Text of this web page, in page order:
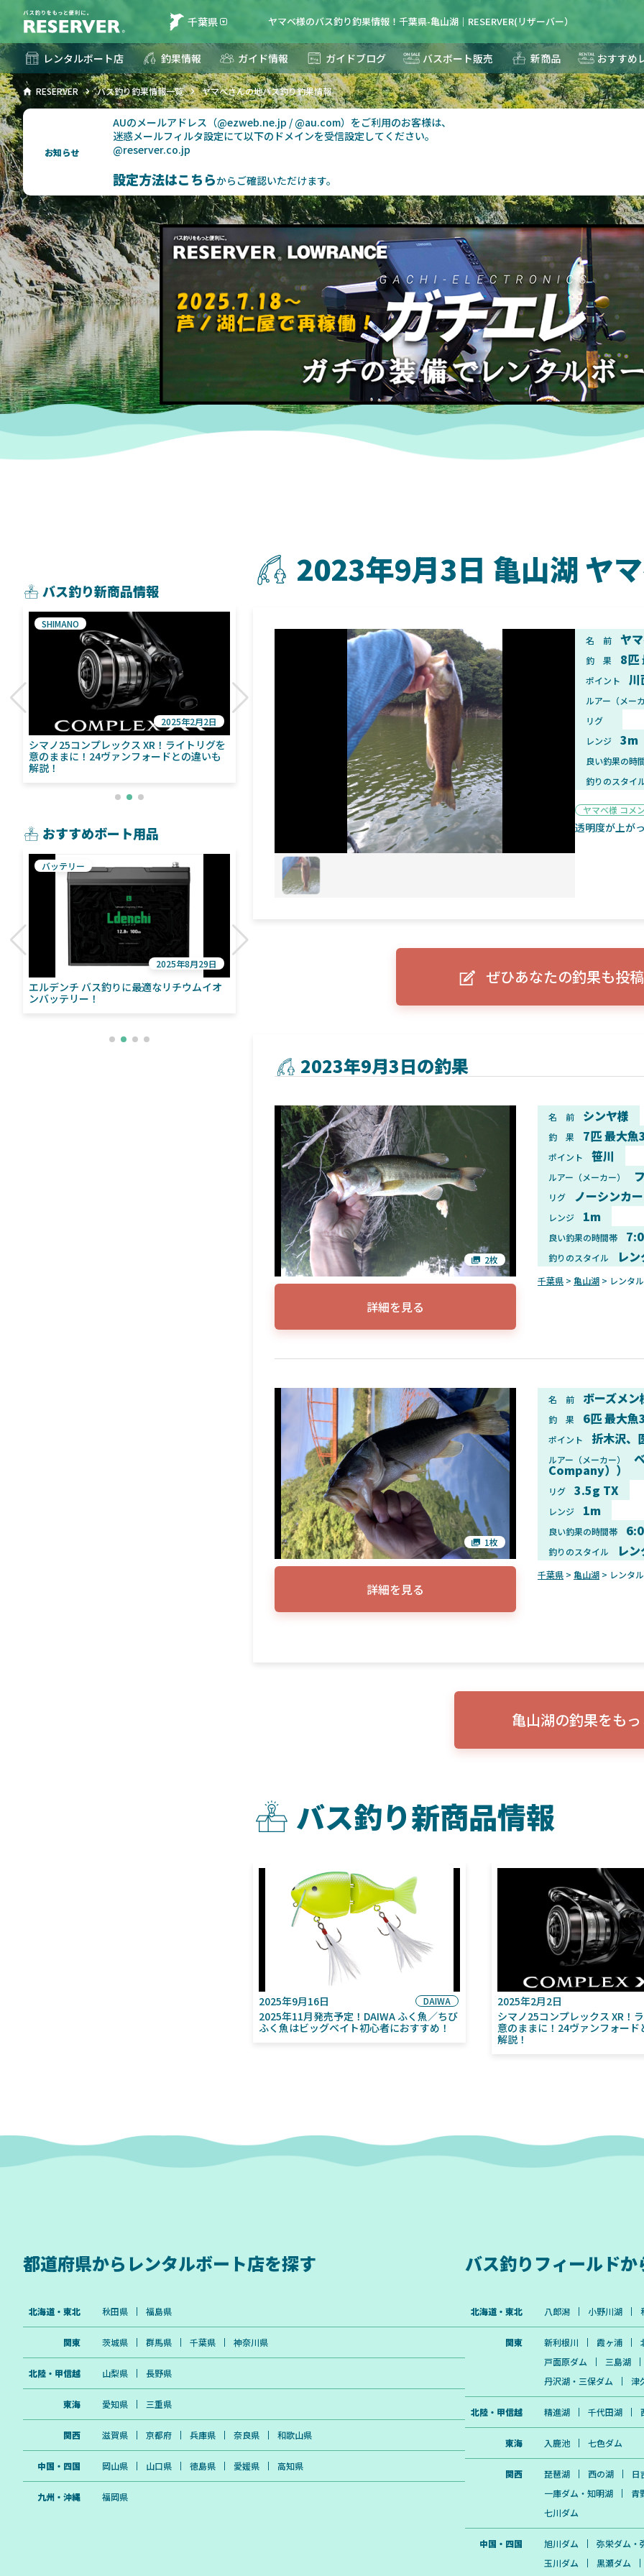
千葉県 ヤマベ様のバス釣り釣果情報！千葉県-亀山湖｜RESERVER(リザーバー）
レンタルボート店 釣果情報 ガイド情報 ガイドブログ バスボート販売 新商品 おすすめ
RESERVER バス釣り釣果情報一覧 ヤマベさんの地バス釣り釣果情報
お知らせ
AUのメールアドレス（@ezweb.ne.jp / @au.com）をご利用のお客様は、
迷惑メールフィルタ設定にて以下のドメインを受信設定してください。
@reserver.co.jp
設定方法はこちらからご確認いただけます。
2023年9月3日 亀山湖 ヤ
名 前 ヤ
釣 果 8匹
ポイント 川
ルアー（メー
リグ
レンジ
3m
良い釣果の時
釣りのスタイ
ヤマベ様 コメ
透明度が上が
ぜひあなたの釣果も投
2023年9月3日の釣果
2枚
名 前 シンヤ様
釣 果 7匹 最大
ポイント 笹川
ルアー（メーカー）
リグ ノーシンカー
レンジ 1m
良い釣果の時間帯
釣りのスタイル レ
千葉県 > 亀山湖 > レンタ
詳細を見る
1枚
名 前 ボーズメン
釣 果 6匹 最大
ポイント 折木沢、
ルアー（メーカー）
Company））
リグ 3.5g TX
レンジ 1m
良い釣果の時間帯
釣りのスタイル レ
千葉県 > 亀山湖 > レンタ
詳細を見る
亀山湖の釣果をも
バス釣り新商品情報
2025年9月16日 DAIWA
2025年11月発売予定！DAIWA ふく魚／ちび
ふく魚はビッグベイト初心者におすすめ！
2025年2月2日
シマノ25コンプレックス XR！
意のままに！24ヴァンフォード
解説！
バス釣り新商品情報
シマノ25コンプレックス XR！ライトリグを
意のままに！24ヴァンフォードとの違いも
解説！
SHIMANO
2025年2月2日
シマノ24ヴァンフォード！自重155gと超軽
量！ストラディックとの違いも解説！
2025年1月28日
2025年11月発売予定！DAIWA ふ
ふく魚はビッグベイト初心者にお
おすすめボート用品
エルデンチ バス釣りに最適なリチウムイオ
ンバッテリー！
バッテリー
2025年8月29日
ライブソナーをより身近に！HOOK REVEAL
魚探
ELowrance EAGLE 7/9インチ トリ
都道府県から レンタルボート店を探す
北海道・東北 秋田県 福島県
関東 茨城県 群馬県 千葉県 神奈川県
北陸・甲信越 山梨県 長野県
東海 愛知県 三重県
関西 滋賀県 京都府 兵庫県 奈良県 和歌山県
中国・四国 岡山県 山口県 徳島県 愛媛県 高知県
九州・沖縄 福岡県
バス釣りフィールドか
北海道・東北 八郎潟 小野川湖
関東 新利根川 霞ヶ浦
戸面原ダム
三島湖
丹沢湖・三保ダム
津
北陸・甲信越 精進湖 千代田湖
東海 入鹿池 七色ダム
関西 琵琶湖 西の湖
日
一庫ダム・知明湖
青
七川ダム
中国・四国 旭川ダム
弥栄ダム・
玉川ダム
黒瀬ダム